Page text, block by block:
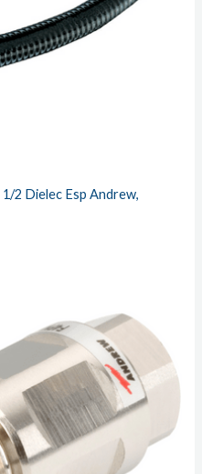
2 Dielec Esp Andrew,